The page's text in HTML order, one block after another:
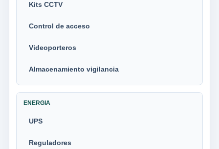
Kits CCTV
Control de acceso
Videoporteros
Almacenamiento vigilancia
ENERGIA
UPS
Reguladores